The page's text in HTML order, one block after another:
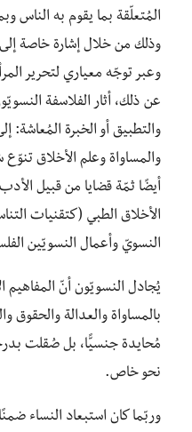
المُتعلّقة بما يقوم به الناس
وذلك من خلال إشارة خاصة
وعبر توجّه معياري لتحرير
عن ذلك، أثار الفلاسفة
والتطبيق أو الخبرة
والمساواة وعلم الأخلاق
أيضًا ثمّة قضايا من قبيل
الأخلاق الطبي (كتقنيات
النسويّ وأعمال النسويّين
يُجادل النسويّون أنّ المفاهيم
بالمساواة والعدالة والحقوق
مُحايدة جنسيًّا، بل صُقلت
نحو خاص.
وربّما كان استبعاد النساء